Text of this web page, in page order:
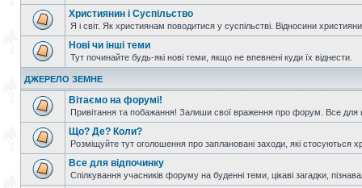
Християнин і Суспільство
Я і світ. Як християнам поводитися у суспільстві. Відносини
Нові чи інші теми
Тут починайте будь-які нові теми, якщо не впевнені куди їх віднести.
ДЖЕРЕЛО ЗЕМНЕ
Вітаємо на форумі!
Привітання та побажання! Залиши свої враження про форум. Все для
Що? Де? Коли?
Розміщуйте тут оголошення про заплановані заходи, які стосуються
Все для відпочинку
Спілкування учасників форуму на буденні теми, цікаві загадки,